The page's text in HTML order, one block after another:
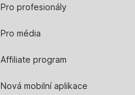
Pro profesionály
Pro média
Affiliate program
Nová mobilní aplikace